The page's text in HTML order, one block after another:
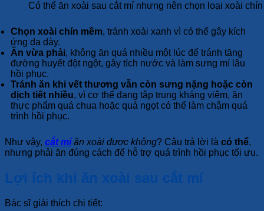
Có thể ăn xoài sau cắt mí nhưng nên chọn loại xoài
Chọn xoài chín mềm, tránh xoài xanh vì có thể gây kích
ứng dạ dày.
Ăn vừa phải, không ăn quá nhiều một lúc để tránh tăng
đường huyết đột ngột, gây tích nước và làm sưng mí lâu
hồi phục.
Tránh ăn khi vết thương vẫn còn sưng nặng hoặc còn
dịch tiết nhiều, vì cơ thể đang tập trung kháng viêm, ăn
thực phẩm quá chua hoặc quá ngọt có thể làm chậm quá
trình hồi phục.
Như vậy, cắt míăn xoài được không? Câu trả lời là có thể,
nhưng phải ăn đúng cách để hỗ trợ quá trình hồi phục tối ưu.
Lợi ích khi ăn xoài sau cắt mí
Bác sĩ giải thích chi tiết: